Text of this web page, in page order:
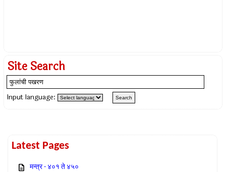
Site Search
Input language:
Latest Pages
मन्त्र - ४०१ ते ४५०